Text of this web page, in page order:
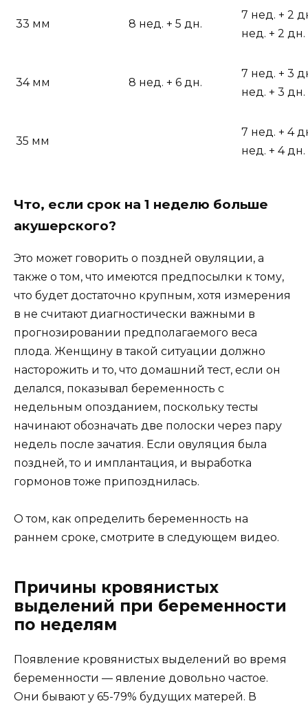
33 мм 8 нед. + 5 дн.
7 нед. + 2
нед. + 2 дн.
34 мм 8 нед. + 6 дн.
7 нед. + 3
нед. + 3 дн.
35 мм
7 нед. + 4
нед. + 4 дн.
Что, если срок на 1 неделю больше
акушерского?
Это может говорить о поздней овуляции, а
также о том, что имеются предпосылки к тому,
что будет достаточно крупным, хотя измерения
в не считают диагностически важными в
прогнозировании предполагаемого веса
плода. Женщину в такой ситуации должно
насторожить и то, что домашний тест, если он
делался, показывал беременность с
недельным опозданием, поскольку тесты
начинают обозначать две полоски через пару
недель после зачатия. Если овуляция была
поздней, то и имплантация, и выработка
гормонов тоже припозднилась.
О том, как определить беременность на
раннем сроке, смотрите в следующем видео.
Причины кровянистых
выделений при беременности
по неделям
Появление кровянистых выделений во время
беременности — явление довольно частое.
Они бывают у 65-79% будущих матерей. В